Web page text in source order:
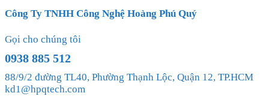
Công Ty TNHH Công Nghệ Hoàng Phú Quý
Gọi cho chúng tôi
0938 885 512
88/9/2 đường TL40, Phường Thạnh Lộc, Quận 12, TP.HCM
kd1@hpqtech.com